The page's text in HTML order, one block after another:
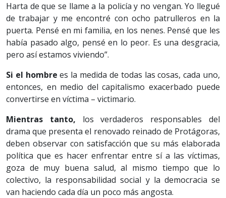
Harta de que se llame a la policía y no vengan. Yo llegué
de trabajar y me encontré con ocho patrulleros en la
puerta. Pensé en mi familia, en los nenes. Pensé que les
había pasado algo, pensé en lo peor. Es una desgracia,
pero así estamos viviendo”.
Si el hombre es la medida de todas las cosas, cada uno,
entonces, en medio del capitalismo exacerbado puede
convertirse en víctima – victimario.
Mientras tanto, los verdaderos responsables del
drama que presenta el renovado reinado de Protágoras,
deben observar con satisfacción que su más elaborada
política que es hacer enfrentar entre sí a las víctimas,
goza de muy buena salud, al mismo tiempo que lo
colectivo, la responsabilidad social y la democracia se
van haciendo cada día un poco más angosta.